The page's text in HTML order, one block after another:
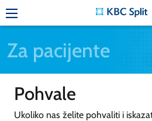
Za pacijente
Pohvale
Ukoliko nas želite pohvaliti i